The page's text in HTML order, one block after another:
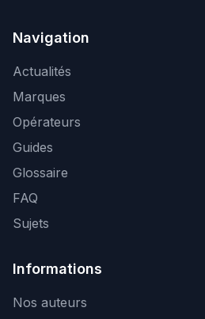
Navigation
Actualités
Marques
Opérateurs
Guides
Glossaire
FAQ
Sujets
Informations
Nos auteurs